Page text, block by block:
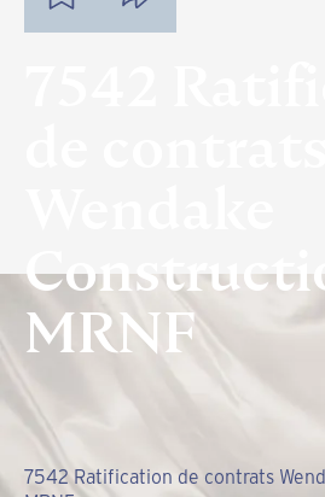
MRNF
7542 Ratification de contrats